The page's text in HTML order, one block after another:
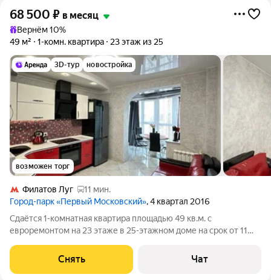
68 500 ₽ в месяц
Вернём 10%
49 м²
1-комн. квартира 23 этаж из 25
3D-тур новостройка
возможен торг
Филатов Луг
11 мин.
Город-парк «Первый Московский», 4 квартал 2016
Сдаётся 1-комнатная квартира площадью 49 кв.м. с
евроремонтом на 23 этаже в 25-этажном доме на срок от 11
Стиральная машина Холодильник Посудомоечная машина
Кондиционер Микроволновка Дом -
Снять Чат